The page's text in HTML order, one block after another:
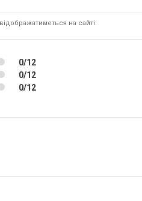
на сайті
0/12
0/12
0/12